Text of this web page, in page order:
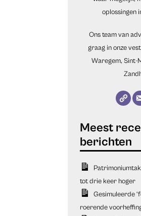
oplossingen
Ons team van
graag in onze
Waregem, Sint-
tot drie keer hoger
Gesimuleerde
roerende